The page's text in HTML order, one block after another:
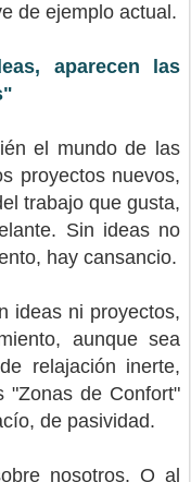
de ejemplo actual.
aparecen las
el mundo de las
proyectos nuevos,
trabajo que gusta,
Sin ideas no
hay cansancio.
ideas ni proyectos,
aunque sea
relajación inerte,
"Zonas de Confort"
de pasividad.
nosotros. O al